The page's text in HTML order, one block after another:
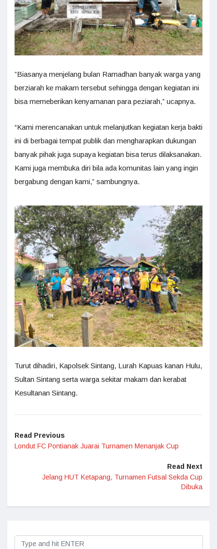
”Biasanya menjelang bulan Ramadhan banyak warga yang
berziarah ke makam tersebut sehingga dengan kegiatan ini
bisa memeberikan kenyamanan para peziarah,” ucapnya.
“Kami merencanakan untuk melanjutkan kegiatan kerja bakti
ini di berbagai tempat publik dan mengharapkan dukungan
banyak pihak juga supaya kegiatan bisa terus dilaksanakan.
Kami juga membuka diri bila ada komunitas lain yang ingin
bergabung dengan kami,” sambungnya.
Turut dihadiri, Kapolsek Sintang, Lurah Kapuas kanan Hulu,
Sultan Sintang serta warga sekitar makam dan kerabat
Kesultanan Sintang.
Read Previous
Londut FC Pontianak Juarai Turnamen Menanjak Cup
Read Next
Jelang HUT Ketapang, Turnamen Futsal Sekda Cup
Dibuka